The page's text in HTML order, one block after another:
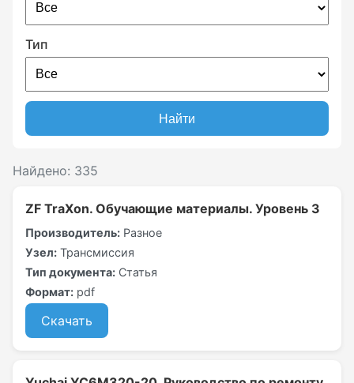
Тип
Найти
Найдено: 335
ZF TraXon. Обучающие материалы. Уровень 3
Производитель: Разное
Узел: Трансмиссия
Тип документа: Статья
Формат: pdf
Скачать